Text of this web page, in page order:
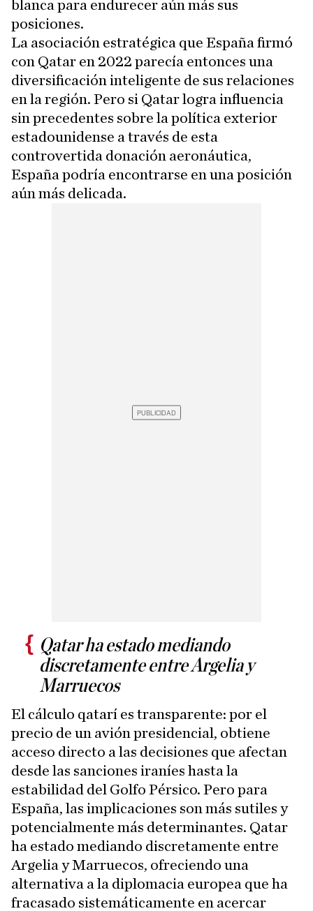
blanca para endurecer aún más sus
posiciones.
La asociación estratégica que España firmó
con Qatar en 2022 parecía entonces una
diversificación inteligente de sus relaciones
en la región. Pero si Qatar logra influencia
sin precedentes sobre la política exterior
estadounidense a través de esta
controvertida donación aeronáutica,
España podría encontrarse en una posición
aún más delicada.
Qatar ha estado mediando
discretamente entre Argelia y
Marruecos
El cálculo qatarí es transparente: por el
precio de un avión presidencial, obtiene
acceso directo a las decisiones que afectan
desde las sanciones iraníes hasta la
estabilidad del Golfo Pérsico. Pero para
España, las implicaciones son más sutiles y
potencialmente más determinantes. Qatar
ha estado mediando discretamente entre
Argelia y Marruecos, ofreciendo una
alternativa a la diplomacia europea que ha
fracasado sistemáticamente en acercar